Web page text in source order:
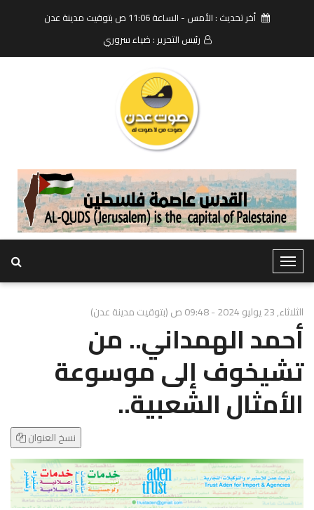
أخر تحديث : الأمس - الساعة 11:06 ص بتوقيت مدينة عدن
رئيس التحرير : ضياء سروري
T
o
g
l
e
N
a
v
i
t
i
o
الثلاثاء, 23 يوليو 2024 - 09:48 ص (بتوقيت مدينة عدن)
أحمد الهمداني.. من
تشيخوف إلى موسوعة
الأمثال الشعبية..
نسخ العنوان